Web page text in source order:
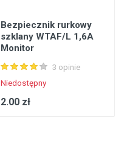
Bezpiecznik rurkowy
szklany WTAF/L 1,6A
Monitor
3 opinie
Niedostępny
2.00 zł